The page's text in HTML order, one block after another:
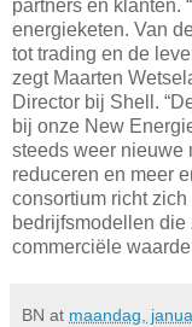
partners en klanten.
energieketen. Van
tot trading en de
zegt Maarten
Director bij Shell.
bij onze New
steeds weer nieuwe
reduceren en meer
consortium richt
bedrijfsmodellen
commerciële waarde
BN at maandag,